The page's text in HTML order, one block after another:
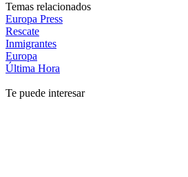
Temas relacionados
Europa Press
Rescate
Inmigrantes
Europa
Última Hora
Te puede interesar